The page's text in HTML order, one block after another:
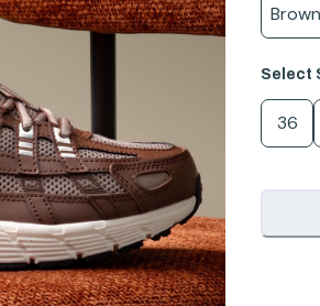
Brown
Select
36